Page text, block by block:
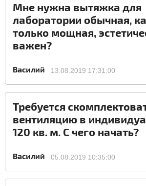
Мне нужна вытяжка для
лаборатории обычная,
только мощная,
важен?
Василий 13.08.2019 17:31:00
Требуется
вентиляцию в
120 кв. м. С чего начать?
Василий 05.08.2019 10:35:00